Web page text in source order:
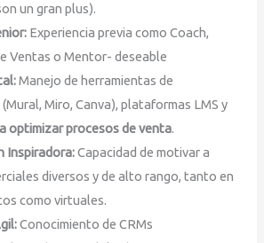
un gran plus).
Experiencia previa como Coach,
Ventas o Mentor- deseable
Manejo de herramientas de
Miro, Canva), plataformas LMS y
optimizar procesos de venta.
Inspiradora:Capacidad de motivar a
diversos y de alto rango, tanto en
como virtuales.
Conocimiento de CRMs